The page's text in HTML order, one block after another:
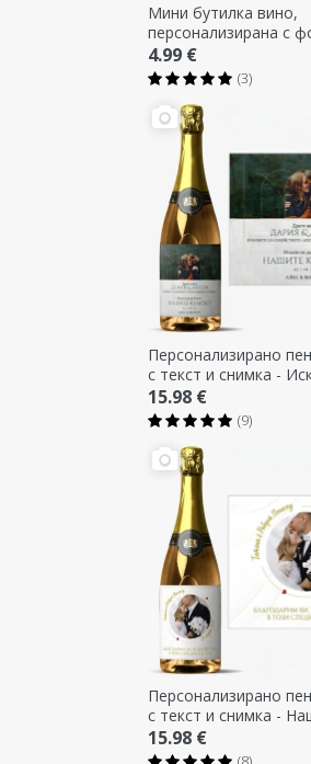
Мини бутилка вино,
персонализирана с
и текст - панделка
4.99 €
(3)
Персонализирано
с текст и снимка -
бъдете наши
15.98 €
(9)
Персонализирано
с текст и снимка -
сватба
15.98 €